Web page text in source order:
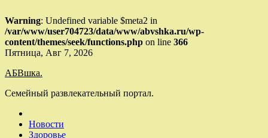
Warning: Undefined variable $meta2 in
/var/www/user704723/data/www/abvshka.ru/wp-
content/themes/seek/functions.php on line 366
Skip
content
Пятница, Авг 7, 2026
АБВшка.
Семейный развлекательный портал.
Новости
Здоровье